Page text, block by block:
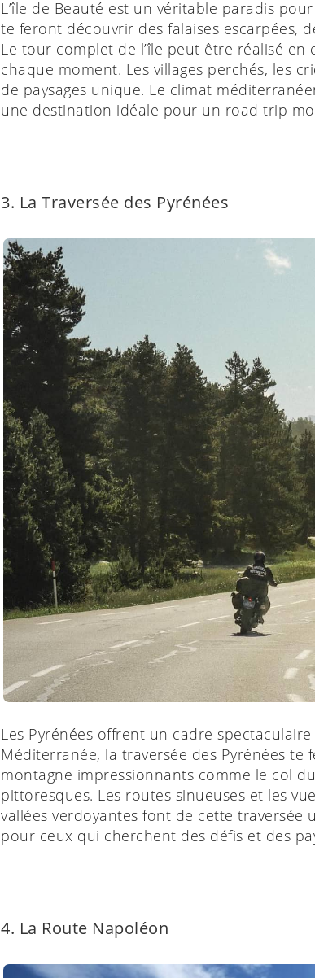
L’île de Beauté est un véritable paradis
te feront découvrir des falaises escarpées,
Le tour complet de l’île peut être réalisé
chaque moment. Les villages perchés, les
de paysages unique. Le climat
une destination idéale pour un road trip
3. La Traversée des Pyrénées
Les Pyrénées offrent un cadre
Méditerranée, la traversée des Pyrénées te
montagne impressionnants comme le col
pittoresques. Les routes sinueuses et les
vallées verdoyantes font de cette traversée
pour ceux qui cherchent des défis et des
4. La Route Napoléon